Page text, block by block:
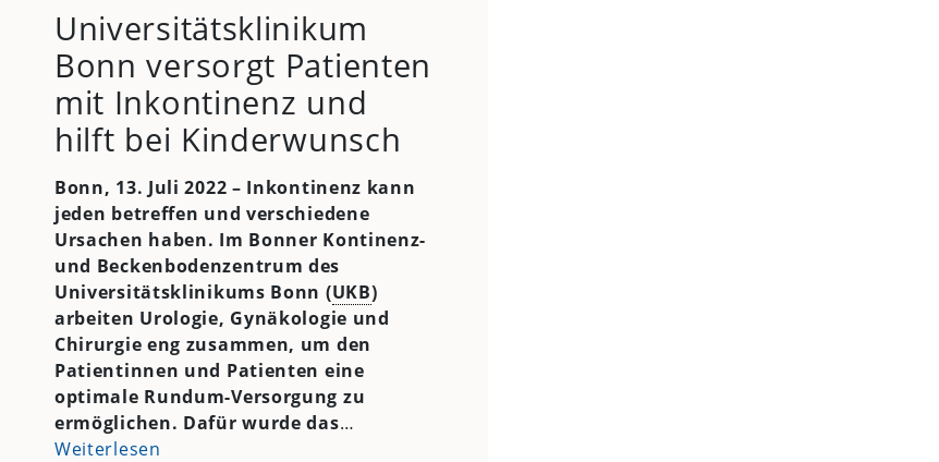
Universitätsklinikum
Bonn versorgt Patienten
mit Inkontinenz und
hilft bei Kinderwunsch
Bonn, 13. Juli 2022 – Inkontinenz kann
jeden betreffen und verschiedene
Ursachen haben. Im Bonner Kontinenz-
und Beckenbodenzentrum des
Universitätsklinikums Bonn (UKB)
arbeiten Urologie, Gynäkologie und
Chirurgie eng zusammen, um den
Patientinnen und Patienten eine
optimale Rundum-Versorgung zu
ermöglichen. Dafür wurde das…
Weiterlesen